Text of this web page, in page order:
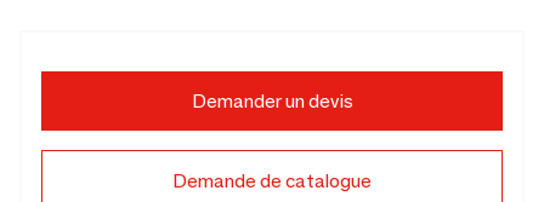
Demander un devis
Demande de catalogue